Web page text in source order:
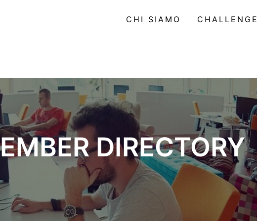
CHI SIAMO CHALLENGE
DIRECTORY